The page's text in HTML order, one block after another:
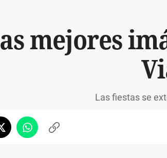
mejores
Las fiestas se
TwitterWhatsappCopiar